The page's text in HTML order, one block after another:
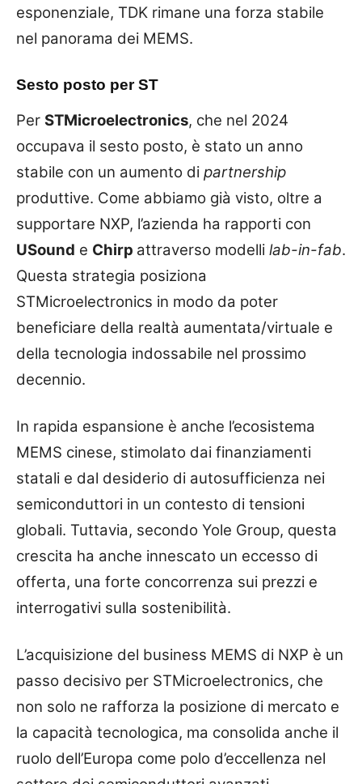
esponenziale, TDK rimane una forza stabile
nel panorama dei MEMS.
Sesto posto per ST
Per STMicroelectronics, che nel 2024
occupava il sesto posto, è stato un anno
stabile con un aumento di partnership
produttive. Come abbiamo già visto, oltre a
supportare NXP, l’azienda ha rapporti con
USound e Chirp attraverso modelli lab-in-fab.
Questa strategia posiziona
STMicroelectronics in modo da poter
beneficiare della realtà aumentata/virtuale e
della tecnologia indossabile nel prossimo
decennio.
In rapida espansione è anche l’ecosistema
MEMS cinese, stimolato dai finanziamenti
statali e dal desiderio di autosufficienza nei
semiconduttori in un contesto di tensioni
globali. Tuttavia, secondo Yole Group, questa
crescita ha anche innescato un eccesso di
offerta, una forte concorrenza sui prezzi e
interrogativi sulla sostenibilità.
L’acquisizione del business MEMS di NXP è un
passo decisivo per STMicroelectronics, che
non solo ne rafforza la posizione di mercato e
la capacità tecnologica, ma consolida anche il
ruolo dell’Europa come polo d’eccellenza nel